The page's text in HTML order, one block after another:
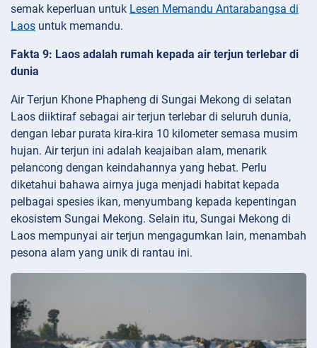
semak keperluan untuk Lesen Memandu Antarabangsa di
Laos untuk memandu.
Fakta 9: Laos adalah rumah kepada air terjun terlebar di
dunia
Air Terjun Khone Phapheng di Sungai Mekong di selatan
Laos diiktiraf sebagai air terjun terlebar di seluruh dunia,
dengan lebar purata kira-kira 10 kilometer semasa musim
hujan. Air terjun ini adalah keajaiban alam, menarik
pelancong dengan keindahannya yang hebat. Perlu
diketahui bahawa airnya juga menjadi habitat kepada
pelbagai spesies ikan, menyumbang kepada kepentingan
ekosistem Sungai Mekong. Selain itu, Sungai Mekong di
Laos mempunyai air terjun mengagumkan lain, menambah
pesona alam yang unik di rantau ini.